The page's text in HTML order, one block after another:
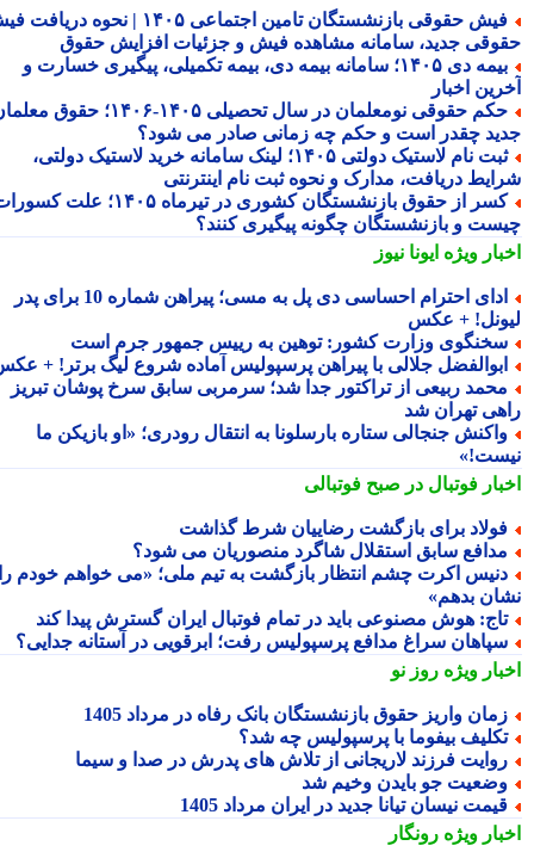
فیش حقوقی بازنشستگان تامین اجتماعی ۱۴۰۵ | نحوه دریافت فیش
جدید، سامانه مشاهده فیش و جزئیات افزایش حقوق
بیمه دی ۱۴۰۵؛ سامانه بیمه دی، بیمه تکمیلی، پیگیری خسارت و
اخبار
حکم حقوقی نومعلمان در سال تحصیلی ۱۴۰۵-۱۴۰۶؛ حقوق معلمان
چقدر است و حکم چه زمانی صادر می شود؟
ثبت نام لاستیک دولتی ۱۴۰۵؛ لینک سامانه خرید لاستیک دولتی،
دریافت، مدارک و نحوه ثبت نام اینترنتی
کسر از حقوق بازنشستگان کشوری در تیرماه ۱۴۰۵؛ علت کسورات
و بازنشستگان چگونه پیگیری کنند؟
ویژهایونا نیوز
ادای احترام احساسی دی پل به مسی؛ پیراهن شماره 10 برای پدر
+ عکس
وزارت کشور: توهین به رییس جمهور جرم است
جلالی با پیراهن پرسپولیس آماده شروع لیگ برتر! + عکس
ربیعی از تراکتور جدا شد؛ سرمربی سابق سرخ پوشان تبریز
تهران شد
جنجالی ستاره بارسلونا به انتقال رودری؛ «او بازیکن ما
فوتبال در صبح فوتبالی
برای بازگشت رضاییان شرط گذاشت
سابق استقلال شاگرد منصوریان می شود؟
اکرت چشم انتظار بازگشت به تیم ملی؛ «می خواهم خودم را
بدهم»
هوش مصنوعی باید در تمام فوتبال ایران گسترش پیدا کند
سراغ مدافع پرسپولیس رفت؛ ابرقویی در آستانه جدایی؟
ویژهروز نو
واریز حقوق بازنشستگان بانک رفاه در مرداد 1405
بیفوما با پرسپولیس چه شد؟
فرزند لاریجانی از تلاش های پدرش در صدا و سیما
جو بایدن وخیم شد
نیسان تیانا جدید در ایران مرداد 1405
ویژهرونگار